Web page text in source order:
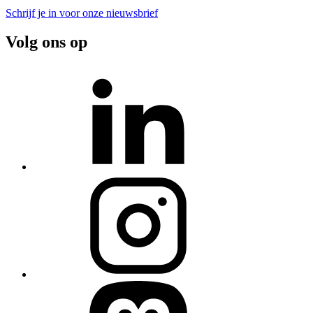
Schrijf je in voor onze nieuwsbrief
Volg ons op